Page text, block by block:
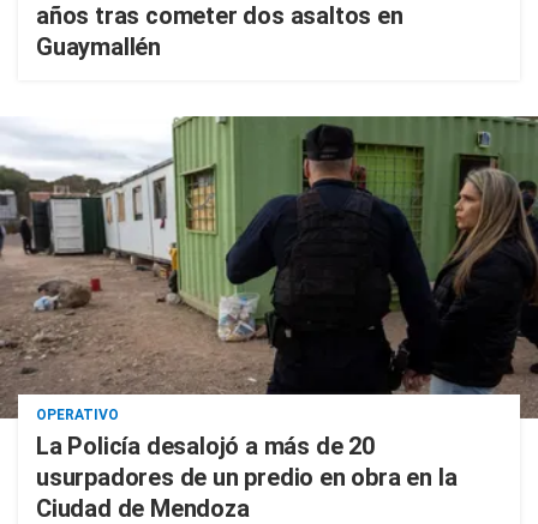
años tras cometer dos asaltos en
Guaymallén
OPERATIVO
La Policía desalojó a más de 20
usurpadores de un predio en obra en la
Ciudad de Mendoza